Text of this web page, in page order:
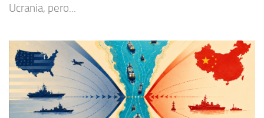
Ucrania, pero...